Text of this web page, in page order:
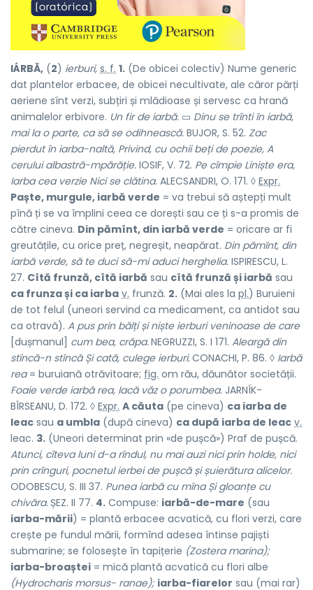
IÁRBĂ, (2) ierburi, s. f. 1. (De obicei colectiv) Nume generic
dat plantelor erbacee, de obicei necultivate, ale căror părți
aeriene sînt verzi, subțiri și mlădioase și servesc ca hrană
animalelor erbivore. Un fir de iarbă. ▭ Dinu se trînti în iarbă,
mai la o parte, ca să se odihnească. BUJOR, S. 52. Zac
pierdut în iarba-naltă, Privind, cu ochii beți de poezie, A
cerului albastră-mpărăție. IOSIF, V. 72. Pe cîmpie Liniște era,
Iarba cea verzie Nici se clătina. ALECSANDRI, O. 171. ◊ Expr.
Paște, murgule, iarbă verde = va trebui să aștepți mult
pînă ți se va împlini ceea ce dorești sau ce ți s-a promis de
către cineva. Din pămînt, din iarbă verde = oricare ar fi
greutățile, cu orice preț, negreșit, neapărat. Din pămînt, din
iarbă verde, să te duci să-mi aduci herghelia. ISPIRESCU, L.
27. Cîtă frunză, cîtă iarbă sau cîtă frunză și iarbă sau
ca frunza și ca iarba v. frunză. 2. (Mai ales la pl.) Buruieni
de tot felul (uneori servind ca medicament, ca antidot sau
ca otravă). A pus prin bălți și niște ierburi veninoase de care
[dușmanul] cum bea, crăpa.NEGRUZZI, S. I 171. Aleargă din
stîncă-n stîncă Și cată, culege ierburi.CONACHI, P. 86. ◊ Iarbă
rea= buruiană otrăvitoare; fig. om rău, dăunător societății.
Foaie verde iarbă rea, Iacă văz o porumbea. JARNÍK-
BÎRSEANU, D. 172. ◊ Expr. A căuta (pe cineva) ca iarba de
leac sau a umbla (după cineva) ca după iarba de leac v.
leac. 3. (Uneori determinat prin «de pușcă») Praf de pușcă.
Atunci, cîteva luni d-a rîndul, nu mai auzi nici prin holde, nici
prin crînguri, pocnetul ierbei de pușcă și șuierătura alicelor.
ODOBESCU, S. III 37. Punea iarbă cu mîna Și gloanțe cu
chivăra. ȘEZ. II 77. 4. Compuse: iarbă-de-mare (sau
iarba-mării) = plantă erbacee acvatică, cu flori verzi, care
crește pe fundul mării, formînd adesea întinse pajiști
submarine; se folosește în tapițerie (Zostera marina);
iarba-broaștei = mică plantă acvatică cu flori albe
(Hydrocharis morsus- ranae); iarba-fiarelor sau (mai rar)